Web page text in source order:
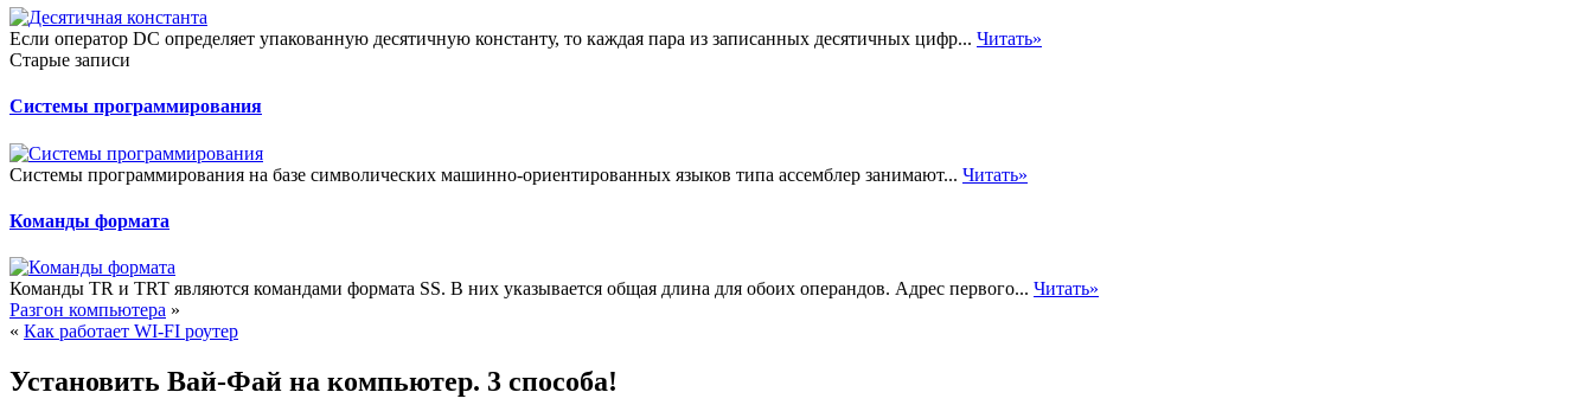
Если оператор DC определяет упакованную десятичную константу, то каждая пара из записанных десятичных цифр... Читать»
Старые записи
Системы программирования
Системы программирования на базе символических машинно-ориентированных языков типа ассемблер занимают... Читать»
Команды формата
Команды TR и TRT являются командами формата SS. В них указывается общая длина для обоих операндов. Адрес первого... Читать»
Разгон компьютера »
« Как работает WI-FI роутер
Установить Вай-Фай на компьютер. 3 способа!